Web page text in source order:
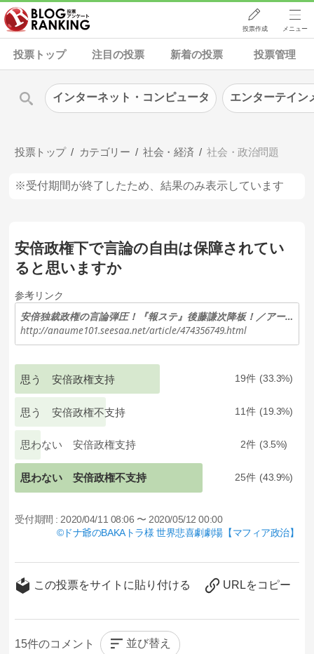
投票作成 メニュー
投票トップ 注目の投票 新着の投票 投票管理
投票トップ カテゴリー 社会・経済 社会・政治問題
※受付期間が終了したため、結果のみ表示しています
安倍政権下で言論の自由は保障されてい
ると思いますか
参考リンク
安倍独裁政権の言論弾圧！『報ステ』後藤謙次降板！／アーパー史観の「アーパーホテル」にオリンピック組織委用の部屋を大量予約！／一世帯布マスク２枚やと！？首相がアホやからコロナ対策ができへん！！: 阿部晋造のBAKA殿様 トホホ劇場
http://anaume101.seesaa.net/article/474356749.html
思う 安倍政権支持 19 33.3
思う 安倍政権不支持 11 19.3
思わない 安倍政権支持 2 3.5
思わない 安倍政権不支持 25 43.9
受付期間 : 2020/04/11 08:06 〜 2020/05/12 00:00
ドナ爺のBAKAトラ様 世界悲喜劇劇場【マフィア政治】
この投票をサイトに貼り付ける URLをコピー
15 並び替え
インターネット・コンピュータ エンターテイン